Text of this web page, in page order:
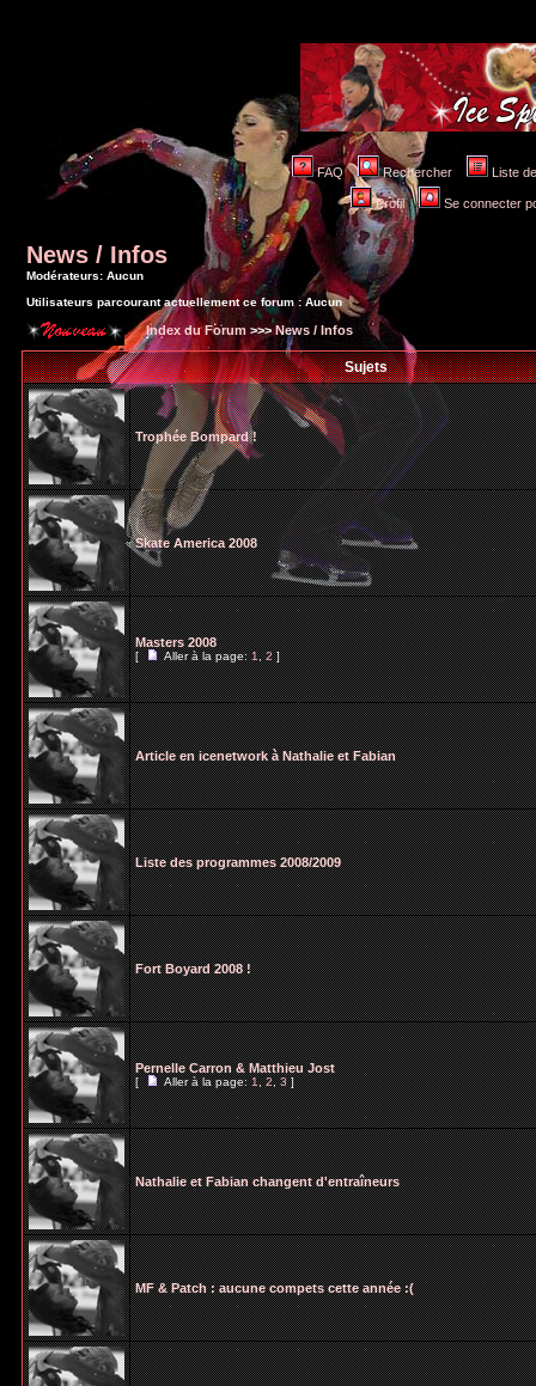
FAQ Rechercher Liste
Profil Se connecter
News / Infos
Modérateurs: Aucun
Utilisateurs parcourant actuellement ce forum : Aucun
Index du Forum >>>News / Infos
Sujets
Trophée Bompard !
Skate America 2008
Masters 2008
[ Aller à la page:1,2]
Article en icenetwork à Nathalie et Fabian
Liste des programmes 2008/2009
Fort Boyard 2008 !
Pernelle Carron & Matthieu Jost
[ Aller à la page:1,2,3]
Nathalie et Fabian changent d'entraîneurs
MF & Patch : aucune compets cette année :(